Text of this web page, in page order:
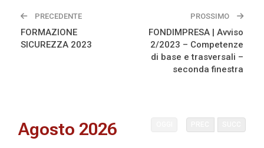
PRECEDENTE
FORMAZIONE
SICUREZZA 2023
PROSSIMO
FONDIMPRESA | Avviso
2/2023 – Competenze
di base e trasversali –
seconda finestra
Agosto 2026